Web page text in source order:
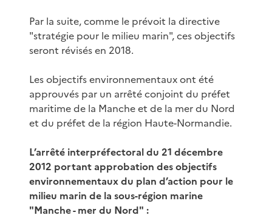
Par la suite, comme le prévoit la directive
"stratégie pour le milieu marin", ces objectifs
seront révisés en 2018.
Les objectifs environnementaux ont été
approuvés par un arrêté conjoint du préfet
maritime de la Manche et de la mer du Nord
et du préfet de la région Haute-Normandie.
L’arrêté interpréfectoral du 21 décembre
2012 portant approbation des objectifs
environnementaux du plan d’action pour le
milieu marin de la sous-région marine
"Manche - mer du Nord" :